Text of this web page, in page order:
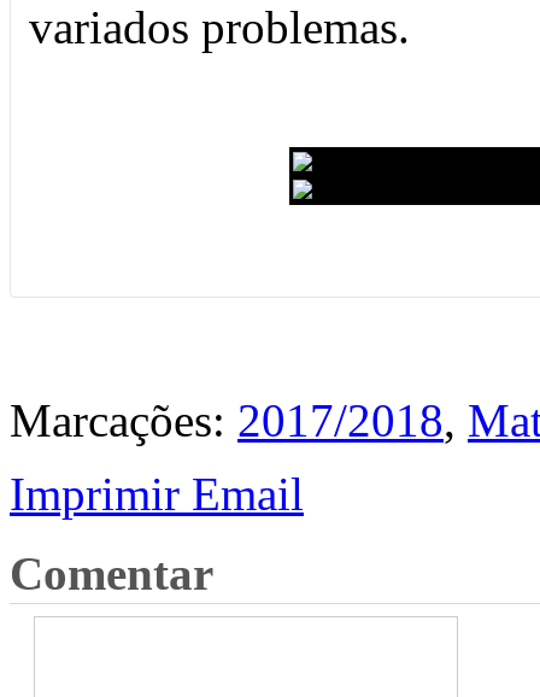
variados problemas.
Marcações: 2017/2018,
Imprimir Email
Comentar